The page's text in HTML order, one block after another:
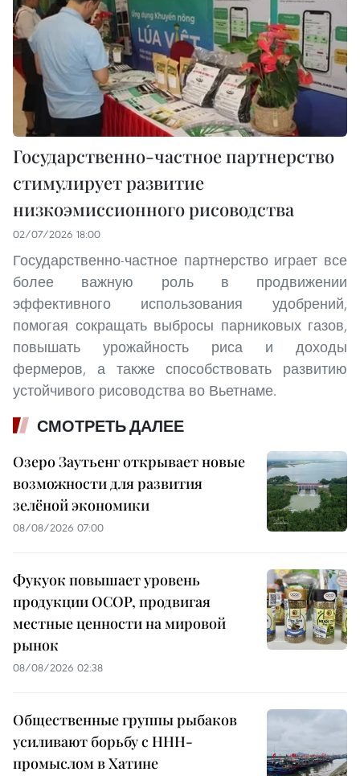
Государственно-частное партнерство
стимулирует развитие
низкоэмиссионного рисоводства
02/07/2026 18:00
Государственно-частное партнерство играет все
более важную роль в продвижении
эффективного использования удобрений,
помогая сокращать выбросы парниковых газов,
повышать урожайность риса и доходы
фермеров, а также способствовать развитию
устойчивого рисоводства во Вьетнаме.
СМОТРЕТЬ ДАЛЕЕ
Озеро Заутьенг открывает новые
возможности для развития
зелёной экономики
08/08/2026 07:00
Фукуок повышает уровень
продукции OCOP, продвигая
местные ценности на мировой
рынок
08/08/2026 02:38
Общественные группы рыбаков
усиливают борьбу с ННН-
промыслом в Хатине